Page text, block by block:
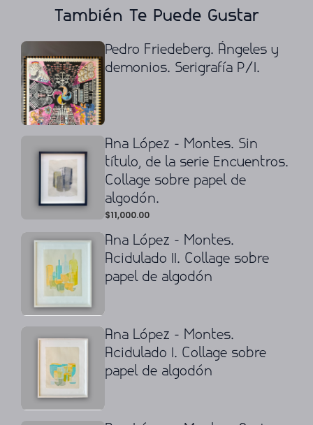
También Te Puede Gustar
Pedro Friedeberg. Ángeles y
demonios. Serigrafía P/I.
Ana López - Montes. Sin
título, de la serie Encuentros.
Collage sobre papel de
algodón.
$11,000.00
Ana López - Montes.
Acidulado II. Collage sobre
papel de algodón
Ana López - Montes.
Acidulado I. Collage sobre
papel de algodón